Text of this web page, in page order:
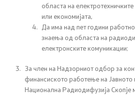
Контакт
Изјава за пристапност
областа на
или економијата,
Да има над пет години
знаења од областа на
електронските комуникации;
За член на Надзорниот одбор за
финансиското работење на Јавното
Национална Радиодифузија Скопје